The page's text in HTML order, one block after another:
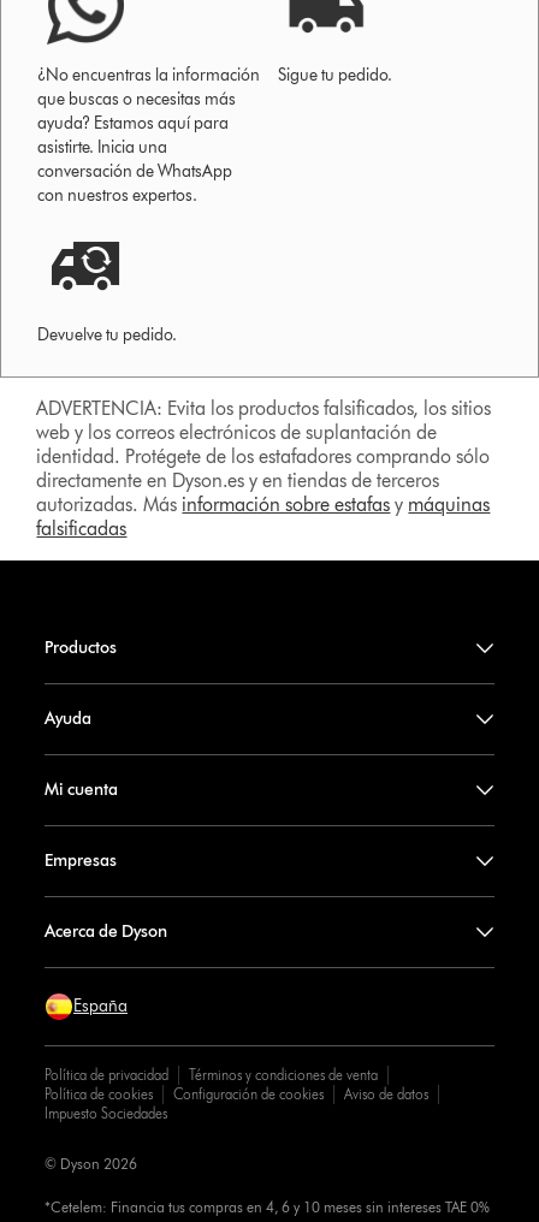
¿No encuentras la información
que buscas o necesitas más
ayuda? Estamos aquí para
asistirte. Inicia una
conversación de WhatsApp
con nuestros expertos.
Sigue tu pedido.
Devuelve tu pedido.
ADVERTENCIA: Evita los productos falsificados, los sitios
web y los correos electrónicos de suplantación de
identidad. Protégete de los estafadores comprando sólo
directamente en Dyson.es y en tiendas de terceros
autorizadas. Más información sobre estafas y máquinas
falsificadas
Productos
Ayuda
Mi cuenta
Empresas
Acerca de Dyson
España
Política de privacidad
Términos y condiciones de venta
Política de cookies
Configuración de cookies
Aviso de datos
Impuesto Sociedades
*Cetelem: Financia tus compras en 4, 6 y 10 meses sin intereses TAE 0%
© Dyson 2026